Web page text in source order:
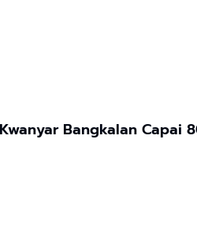
Bangkalan Capai